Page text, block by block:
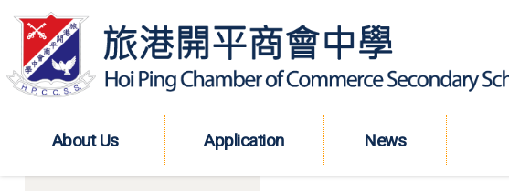
About Us Application News